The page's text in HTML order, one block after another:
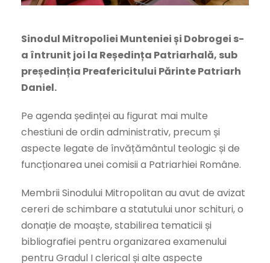
Sinodul Mitropoliei Munteniei și Dobrogei s-
a întrunit joi la Reședința Patriarhală, sub
președinția Preafericitului Părinte Patriarh
Daniel.
Pe agenda ședinței au figurat mai multe
chestiuni de ordin administrativ, precum și
aspecte legate de învățământul teologic și de
funcționarea unei comisii a Patriarhiei Române.
Membrii Sinodului Mitropolitan au avut de avizat
cereri de schimbare a statutului unor schituri, o
donație de moaște, stabilirea tematicii și
bibliografiei pentru organizarea examenului
pentru Gradul I clerical și alte aspecte